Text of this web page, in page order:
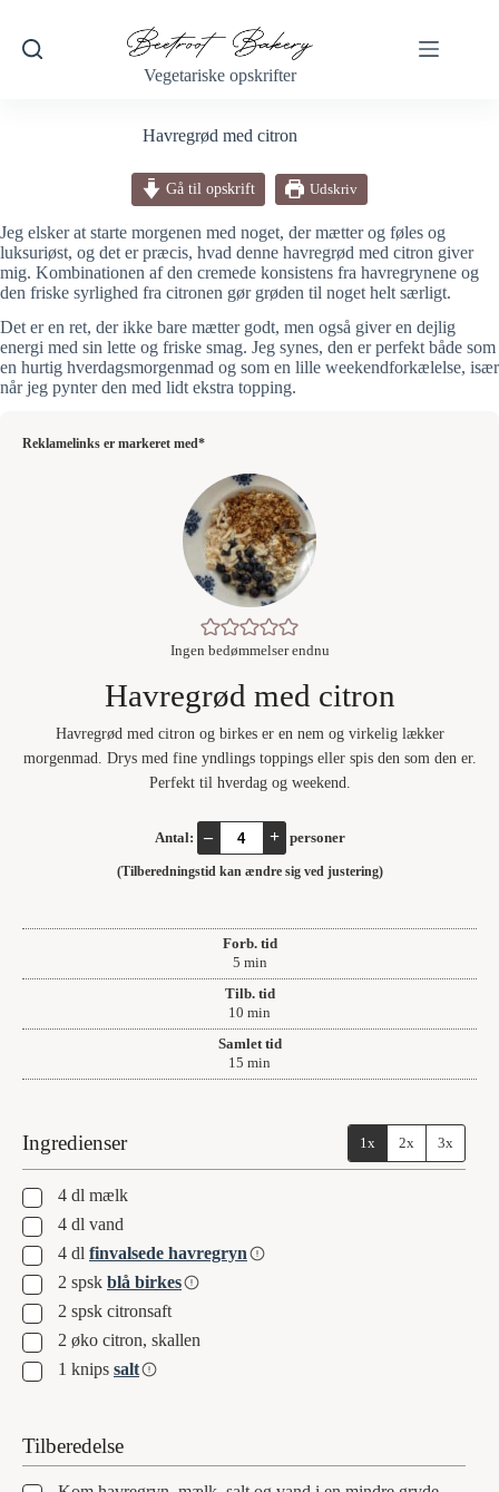
indhold
Vegetariske opskrifter
Havregrød med citron
Gå til opskrift Udskriv
Jeg elsker at starte morgenen med noget, der mætter og føles og
luksuriøst, og det er præcis, hvad denne havregrød med citron giver
mig. Kombinationen af den cremede konsistens fra havregrynene og
den friske syrlighed fra citronen gør grøden til noget helt særligt.
Det er en ret, der ikke bare mætter godt, men også giver en dejlig
energi med sin lette og friske smag. Jeg synes, den er perfekt både som
en hurtig hverdagsmorgenmad og som en lille weekendforkælelse, især
når jeg pynter den med lidt ekstra topping.
Reklamelinks er markeret med*
Ingen bedømmelser endnu
Havregrød med citron
Havregrød med citron og birkes er en nem og virkelig lækker
morgenmad. Drys med fine yndlings toppings eller spis den som den er.
Perfekt til hverdag og weekend.
Antal: – + personer
(Tilberedningstid kan ændre sig ved justering)
Forb. tid
5minutter
min
Tilb. tid
10 minutter
min
Samlet tid
15 minutter
min
Ingredienser 1x 2x 3x
▢
4 dl mælk
▢
4 dl vand
▢
4 dl finvalsede havregryn
▢
2 spsk blå birkes
▢
2 spsk citronsaft
▢
2 øko citron, skallen
▢1 knips salt
Tilberedelse